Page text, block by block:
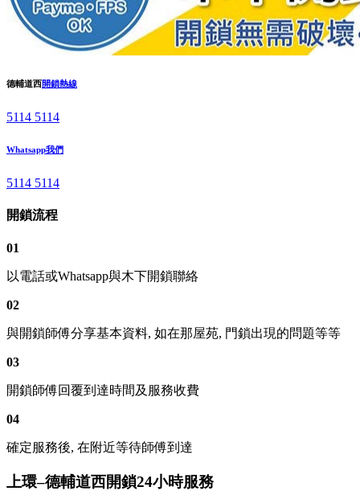
德輔道西開鎖熱線
5114 5114
Whatsapp我們
5114 5114
開鎖流程
01
以電話或Whatsapp與木下開鎖聯絡
02
與開鎖師傅分享基本資料, 如在那屋苑, 門鎖出現的問題等等
03
開鎖師傅回覆到達時間及服務收費
04
確定服務後, 在附近等待師傅到達
上環–德輔道西開鎖24小時服務